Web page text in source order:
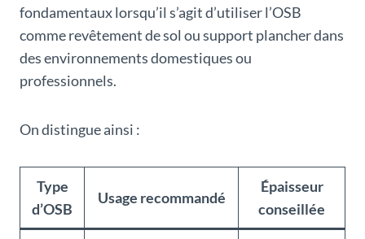
fondamentaux lorsqu’il s’agit d’utiliser l’OSB
comme revêtement de sol ou support plancher dans
des environnements domestiques ou
professionnels.
On distingue ainsi :
Type
d’OSB
Usage recommandé
Épaisseur
conseillée